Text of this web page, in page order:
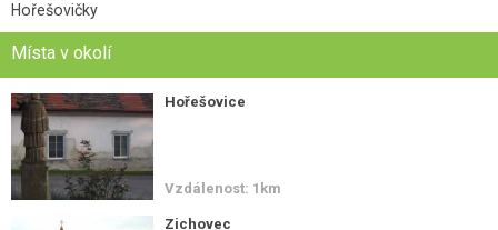
Hořešovičky
Místa v okolí
Hořešovice
Vzdálenost: 1km
Zichovec